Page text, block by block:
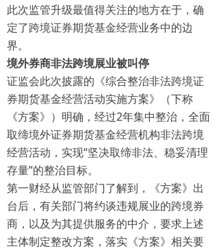
此次监管升级最值得关注的地方在于，确
定了跨境证券期货基金经营业务中的边
界。
境外券商非法跨境展业被叫停
证监会此次披露的《综合整治非法跨境证
券期货基金经营活动实施方案》（下称
《方案》）明确，经过2年集中整治，全面
取缔境外证券期货基金经营机构非法跨境
经营活动，实现“坚决取缔非法、稳妥清理
存量”的整治目标。
第一财经从监管部门了解到，《方案》出
台后，有关部门将约谈违规展业的跨境券
商，以及为其提供服务的中介，要求上述
主体制定整改方案，落实《方案》相关要